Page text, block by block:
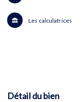
Détail du bien
Les calculatrices